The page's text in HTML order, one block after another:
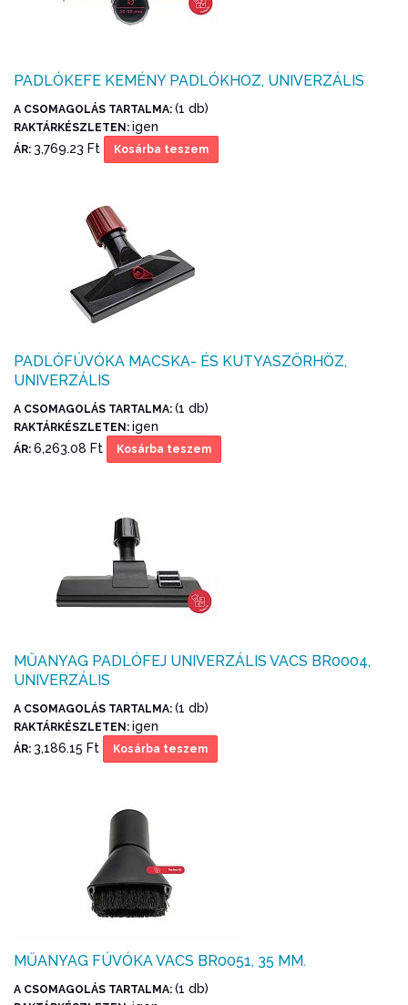
PADLÓKEFE KEMÉNY PADLÓKHOZ, UNIVERZÁLIS
A CSOMAGOLÁS TARTALMA: (1 db)
RAKTÁRKÉSZLETEN: igen
ÁR: 3,769.23 Ft Kosárba teszem
PADLÓFÚVÓKA MACSKA- ÉS KUTYASZŐRHÖZ,
UNIVERZÁLIS
A CSOMAGOLÁS TARTALMA: (1 db)
RAKTÁRKÉSZLETEN: igen
ÁR: 6,263.08 Ft Kosárba teszem
MŰANYAG PADLÓFEJ UNIVERZÁLIS VACS BR0004,
UNIVERZÁLIS
A CSOMAGOLÁS TARTALMA: (1 db)
RAKTÁRKÉSZLETEN: igen
ÁR: 3,186.15 Ft Kosárba teszem
MŰANYAG FÚVÓKA VACS BR0051, 35 MM.
A CSOMAGOLÁS TARTALMA: (1 db)